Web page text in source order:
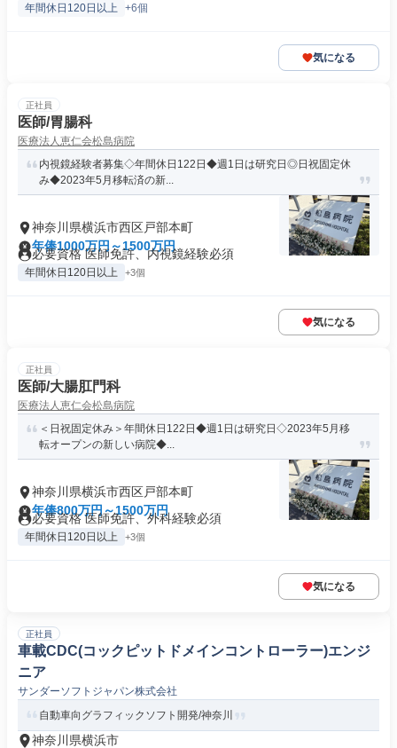
年間休日120日以上 +6個
気になる
正社員
医師/胃腸科
医療法人恵仁会松島病院
内視鏡経験者募集◇年間休日122日◆週1日は研究日◎日祝固定休
み◆2023年5月移転済の新...
神奈川県横浜市西区戸部本町
年俸1000万円～1500万円
必要資格 医師免許、内視鏡経験必須
年間休日120日以上 +3個
気になる
正社員
医師/大腸肛門科
医療法人恵仁会松島病院
＜日祝固定休み＞年間休日122日◆週1日は研究日◇2023年5月移
転オープンの新しい病院◆...
神奈川県横浜市西区戸部本町
年俸800万円～1500万円
必要資格 医師免許、外科経験必須
年間休日120日以上 +3個
気になる
正社員
車載CDC(コックピットドメインコントローラー)エンジ
ニア
サンダーソフトジャパン株式会社
自動車向グラフィックソフト開発/神奈川
神奈川県横浜市